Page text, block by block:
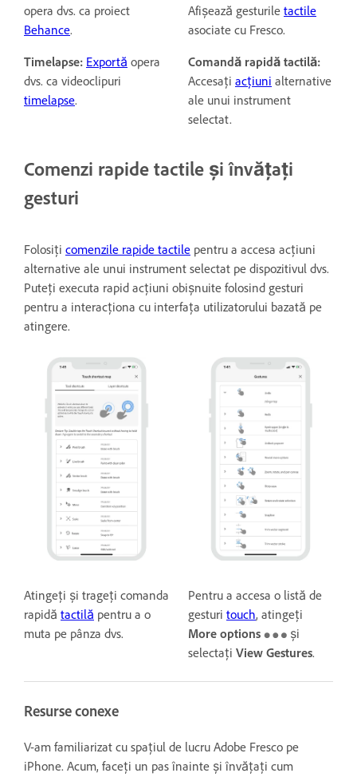
opera dvs. ca proiect
Behance.
Timelapse: Exportă opera
dvs. ca videoclipuri
timelapse.
Afișează gesturile tactile
asociate cu Fresco.
Comandă rapidă tactilă:
Accesați acțiuni alternative
ale unui instrument
selectat.
Comenzi rapide tactile și învățați
gesturi
Folosiți comenzile rapide tactile pentru a accesa acțiuni
alternative ale unui instrument selectat pe dispozitivul dvs.
Puteți executa rapid acțiuni obișnuite folosind gesturi
pentru a interacționa cu interfața utilizatorului bazată pe
atingere.
Atingeți și trageți comanda
rapidă tactilă pentru a o
muta pe pânza dvs.
Pentru a accesa o listă de
gesturi touch, atingeți
More options
și
selectați View Gestures.
Resurse conexe
V-am familiarizat cu spațiul de lucru Adobe Fresco pe
iPhone. Acum, faceți un pas înainte și învățați cum